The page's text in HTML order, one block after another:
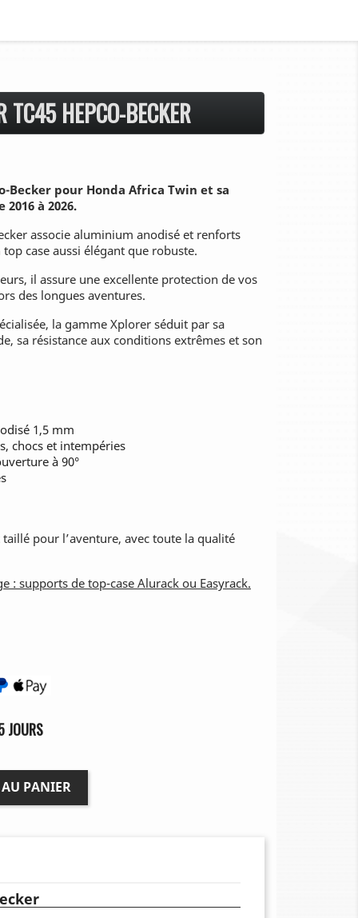
TC45 HEPCO-BECKER
Becker pour Honda Africa Twin et sa
à 2026.
associe aluminium anodisé et renforts
case aussi élégant que robuste.
il assure une excellente protection de vos
des longues aventures.
la gamme Xplorer séduit par sa
sa résistance aux conditions extrêmes et son
1,5 mm
chocs et intempéries
à 90°
pour l’aventure, avec toute la qualité
: supports de top-case Alurack ou Easyrack.
JOURS
PANIER